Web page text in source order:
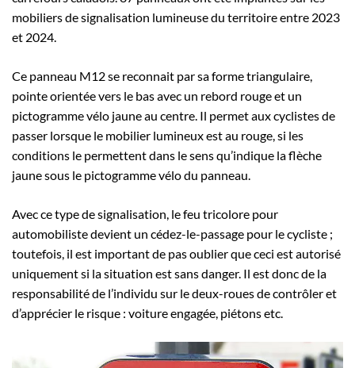
mobiliers de signalisation lumineuse du territoire entre 2023
et 2024.
Ce panneau M12 se reconnait par sa forme triangulaire,
pointe orientée vers le bas avec un rebord rouge et un
pictogramme vélo jaune au centre. Il permet aux cyclistes de
passer lorsque le mobilier lumineux est au rouge, si les
conditions le permettent dans le sens qu’indique la flèche
jaune sous le pictogramme vélo du panneau.
Avec ce type de signalisation, le feu tricolore pour
automobiliste devient un cédez-le-passage pour le cycliste ;
toutefois, il est important de pas oublier que ceci est autorisé
uniquement si la situation est sans danger. Il est donc de la
responsabilité de l’individu sur le deux-roues de contrôler et
d’apprécier le risque : voiture engagée, piétons etc.